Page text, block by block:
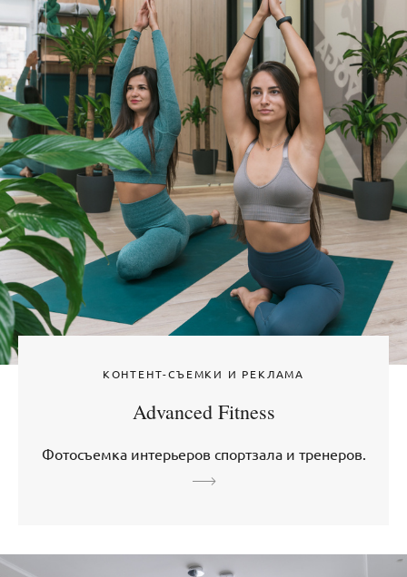
КОНТЕНТ-СЪЕМКИ И РЕКЛАМА
Advanced Fitness
Фотосъемка интерьеров спортзала и тренеров.